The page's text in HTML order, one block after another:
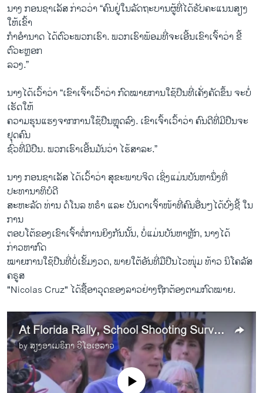
ນາງ ກອນຊາເລັສ ກ່າວວ່າ “ຄົນຢູ່ໃນລັດຖະບານຜູ້ທີ່ໄດ້ຮັບຄະແນນສຽງ
ໃຫ້ເຂົ້າ
ກຳອຳນາດ ໄດ້ຕົວະພວກເຮົາ. ພວກເຮົາພ້ອມທີ່ຈະເອີ້ນເຂົາເຈົ້າວ່າ ຂີ້
ຕົວະຫຼອກ
ລວງ.”
ນາງໄດ້ເວົ້າວ່າ “ເຂົາເຈົ້າເວົ້າວ່າ ກົດໝາຍການໃຊ້ປືນທີ່ເຄັ່ງຄັດຂຶ້ນ ຈະບໍ່
ເຮັດໃຫ້
ຄວາມຮຸນແຮງຈາກການໃຊ້ປືນຫຼຸດລົງ. ເຂົາເຈົ້າເວົ້າວ່າ ຄົນດີທີ່ມີປືນຈະ
ຢຸດຄົນ
ຊົ່ວທີ່ມີປືນ. ພວກເຮົາເອີ້ນມັນວ່າ ໄຮ້ສາລະ.”
ນາງ ກອນຊາເລັສ ໄດ້ເວົ້າວ່າ ສຸຂະພາບຈິດ ເຊິ່ງແມ່ນບັນຫານຶ່ງທີ່
ປະທານາທິບໍດີ
ສະຫະລັດ ທ່ານ ດໍໂນລ ທຣຳ ແລະ ບັນດາເຈົ້າໜ້າທີ່ຄົນອື່ນໆໄດ້ບົ່ງຊີ້ ໃນ
ການ
ຕອບໂຕ້ຂອງເຂົາເຈົ້າຕໍ່ການຍິງກັນນັ້ນ, ບໍ່ແມ່ນບັນຫາຫຼັກ, ນາງໄດ້
ກ່າວຫາກົດ
ໝາຍການໃຊ້ປືນທີ່ບໍ່ເຂັ້ມງວດ, ພາຍໃຕ້ອັນທີ່ມືປືນໄວໜຸ່ມ ທ້າວ ນິໂຄລັສ
ຄຣູສ
"Nicolas Cruz" ໄດ້ຊື້ອາວຸດຂອງລາວຢ່າງຖືກຕ້ອງຕາມກົດໝາຍ.
At Florida Rally, School Shooting Survivors Argue for Gun Controls
byສຽງອາເມຣິກາ ວີໂອເອລາວ
No media source currently available